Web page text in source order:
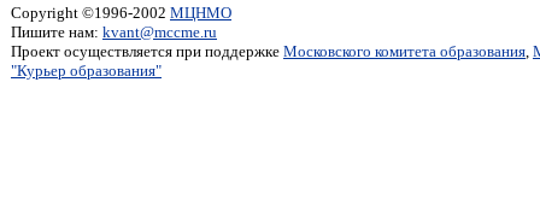
Copyright ©1996-2002 МЦНМО
Пишите нам: kvant@mccme.ru
Проект осуществляется при поддержке Московского комитета образования,
"Курьер образования"